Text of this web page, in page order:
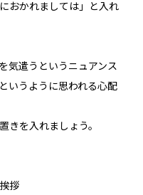
おかれましては」と入れ
気遣うというニュアンス
いうように思われる心配
きを入れましょう。
拶